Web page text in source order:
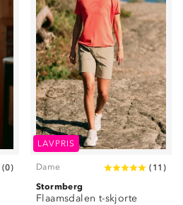
(0)
LAVPRIS
Dame ( 11 )
Stormberg
Flaamsdalen t-skjorte